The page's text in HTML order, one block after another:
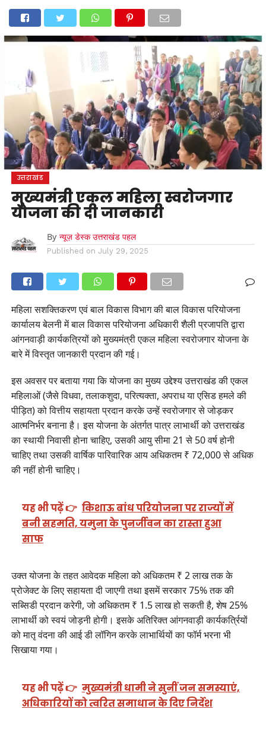
उत्तराखंडअल्मोड़ाउत्तरकाशीउधम सिंह नगरचंपावतचमोलीटिहरी गढ़वाल
पौड़ी गढ़वाल बागेश्वर देशदुनिया
उत्तराखंड
मुख्यमंत्री एकल महिला स्वरोजगार
योजना की दी जानकारी
By न्यूज़ डेस्क उत्तराखंड पहल
Published on July 29, 2025
महिला सशक्तिकरण एवं बाल विकास विभाग की बाल विकास परियोजना
कार्यालय बेलनी में बाल विकास परियोजना अधिकारी शैली प्रजापति द्वारा
आंगनवाड़ी कार्यकत्रियों को मुख्यमंत्री एकल महिला स्वरोजगार योजना के
बारे में विस्तृत जानकारी प्रदान की गई।
इस अवसर पर बताया गया कि योजना का मुख्य उद्देश्य उत्तराखंड की एकल
महिलाओं (जैसे विधवा, तलाकशुदा, परित्यक्ता, अपराध या एसिड हमले की
पीड़ित) को वित्तीय सहायता प्रदान करके उन्हें स्वरोजगार से जोड़कर
आत्मनिर्भर बनाना है। इस योजना के अंतर्गत पात्र लाभार्थी को उत्तराखंड
का स्थायी निवासी होना चाहिए, उसकी आयु सीमा 21 से 50 वर्ष होनी
चाहिए तथा उसकी वार्षिक पारिवारिक आय अधिकतम ₹ 72,000 से अधिक
की नहीं होनी चाहिए।
यह भी पढ़ें 👉 किशाऊ बांध परियोजना पर राज्यों में
बनी सहमति, यमुना के पुनर्जीवन का रास्ता हुआ
साफ
उक्त योजना के तहत आवेदक महिला को अधिकतम ₹ 2 लाख तक के
प्रोजेक्ट के लिए सहायता दी जाएगी तथा इसमें सरकार 75% तक की
सब्सिडी प्रदान करेगी, जो अधिकतम ₹ 1.5 लाख हो सकती है, शेष 25%
लाभार्थी को स्वयं जोड़नी होगी। इसके अतिरिक्त आंगनवाड़ी कार्यकर्त्रियों
को मातृ वंदना की आई डी लॉगिन करके लाभार्थियों का फॉर्म भरना भी
सिखाया गया।
यह भी पढ़ें 👉 मुख्यमंत्री धामी ने सुनीं जन समस्याएं,
अधिकारियों को त्वरित समाधान के दिए निर्देश